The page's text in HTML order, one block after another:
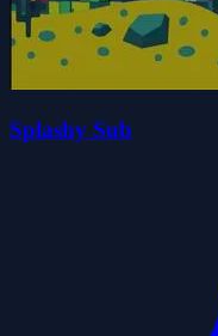
Splashy Sub